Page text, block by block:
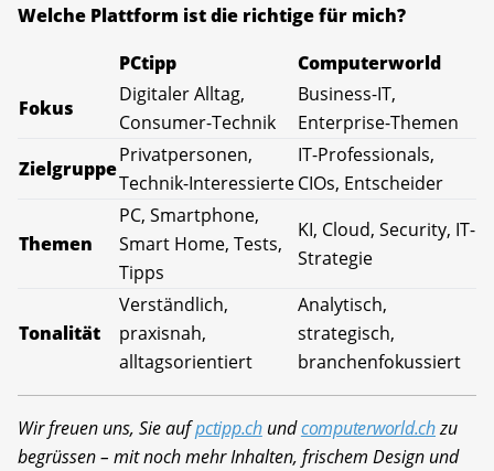
Welche Plattform ist die richtige für mich?
PCtipp
Computerworld
Fokus
Digitaler Alltag,
Consumer-Technik
Business-IT,
Enterprise-Themen
Zielgruppe
Privatpersonen,
Technik-Interessierte
IT-Professionals,
CIOs, Entscheider
Themen
PC, Smartphone,
Smart Home, Tests,
Tipps
KI, Cloud, Security, IT-
Strategie
Tonalität
Verständlich,
praxisnah,
alltagsorientiert
Analytisch,
strategisch,
branchenfokussiert
Wir freuen uns, Sie aufpctipp.chundcomputerworld.chzu
begrüssen – mit noch mehr Inhalten, frischem Design und